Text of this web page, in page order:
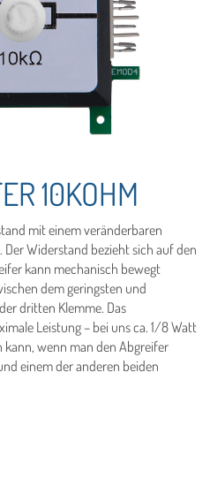
10KOHM
mit einem veränderbaren
Der Widerstand bezieht sich auf den
kann mechanisch bewegt
dem geringsten und
dritten Klemme. Das
Leistung – bei uns ca. 1/8 Watt
wenn man den Abgreifer
einem der anderen beiden